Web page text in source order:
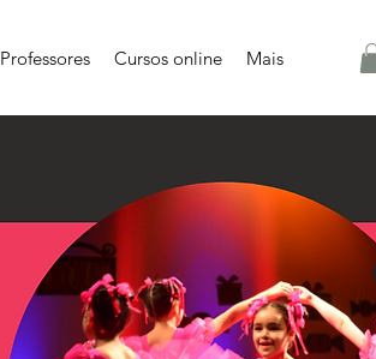
Professores Cursos online Mais